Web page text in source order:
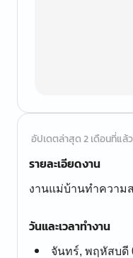
อัปเดตล่าสุด 2 เดือนที่แล้ว
รายละเอียดงาน
งานแม่บ้านทำความ
วันและเวลาทำงาน
จันทร์, พฤหัสบดี